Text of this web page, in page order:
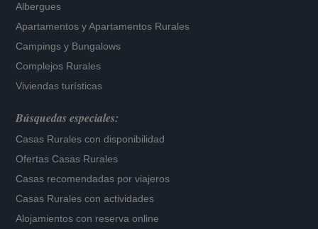
Albergues
Apartamentos yApartamentos Rurales
Campings y Bungalows
Complejos Rurales
Viviendas turísticas
Búsquedas especiales:
Casas Rurales con disponibilidad
Ofertas Casas Rurales
Casas recomendadas por viajeros
Casas Rurales con actividades
Alojamientos con reserva online